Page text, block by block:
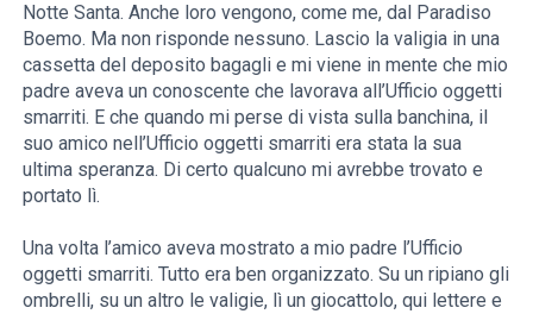
Notte Santa. Anche loro vengono, come me, dal Paradiso
Boemo. Ma non risponde nessuno. Lascio la valigia in una
cassetta del deposito bagagli e mi viene in mente che mio
padre aveva un conoscente che lavorava all’Ufficio oggetti
smarriti. E che quando mi perse di vista sulla banchina, il
suo amico nell’Ufficio oggetti smarriti era stata la sua
ultima speranza. Di certo qualcuno mi avrebbe trovato e
portato lì.
Una volta l’amico aveva mostrato a mio padre l’Ufficio
oggetti smarriti. Tutto era ben organizzato. Su un ripiano gli
ombrelli, su un altro le valigie, lì un giocattolo, qui lettere e